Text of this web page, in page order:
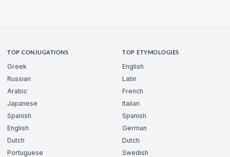
TOP CONJUGATIONS
Greek
Russian
Arabic
Japanese
Spanish
English
Dutch
Portuguese
TOP ETYMOLOGIES
English
Latin
French
Italian
Spanish
German
Dutch
Swedish